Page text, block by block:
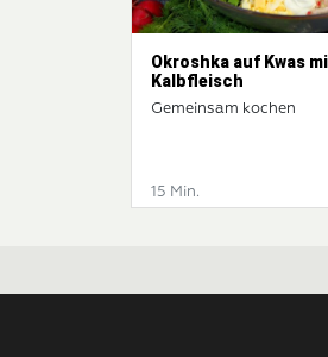
Okroshka auf Kwas
Kalbfleisch
Gemeinsam kochen
15 Min.